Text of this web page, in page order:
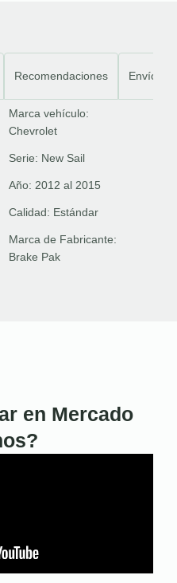
Recomendaciones Envíos
Marca vehículo:
Chevrolet
Serie: New Sail
Año: 2012 al 2015
Calidad: Estándar
Marca de Fabricante:
Brake Pak
en Mercado